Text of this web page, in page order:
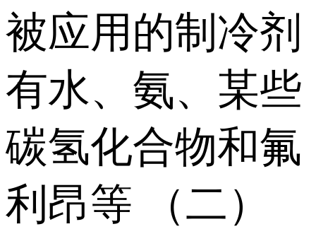
被应用的制冷剂
有水、氨、某些
碳氢化合物和氟
利昂等 （二）